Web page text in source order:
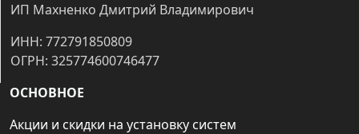
ИП Махненко Дмитрий Владимирович
ИНН: 772791850809
ОГРН: 325774600746477
ОСНОВНОЕ
Акции и скидки на установку систем